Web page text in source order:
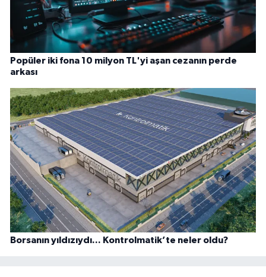
Popüler iki fona 10 milyon TL'yi aşan cezanın perde
arkası
Borsanın yıldızıydı... Kontrolmatik’te neler oldu?